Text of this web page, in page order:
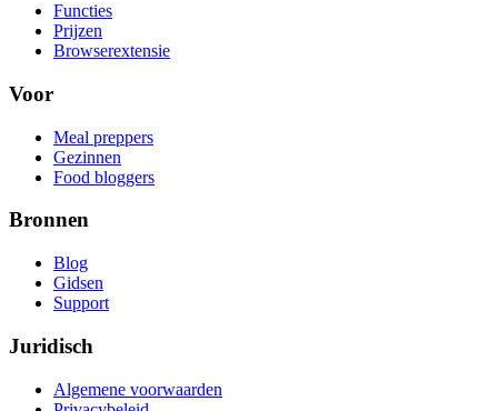
Functies
Prijzen
Browserextensie
Voor
Meal preppers
Gezinnen
Food bloggers
Bronnen
Blog
Gidsen
Support
Juridisch
Algemene voorwaarden